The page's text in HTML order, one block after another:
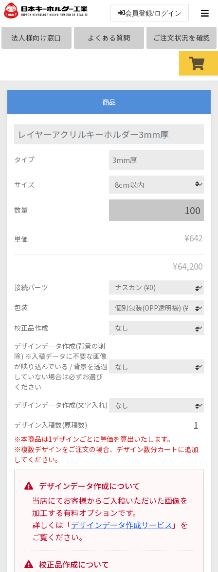
会員登録/ログイン
法人様向け窓口 よくある質問 ご注文状況を確認
商品
レイヤーアクリルキーホルダー3mm厚
タイプ 3mm厚
サイズ
数量
単価 ¥642
¥64,200
接続パーツ
包装
校正品作成
デザインデータ作成(背景の削
除) ※入稿データに不要な画像
が映り込んでいる / 背景を透過
していない場合は必ずお選び
ください
デザインデータ作成(文字入れ)
デザイン入稿数(原稿数) 1
※本商品は1デザインごとに単価を算出いたします。
※複数デザインをご注文の場合、デザイン数分カートに追加
してください。
デザインデータ作成について
当店にてお客様からご入稿いただいた画像を
加工する有料オプションです。
詳しくは「デザインデータ作成サービス 」を
ご覧ください。
校正品作成について